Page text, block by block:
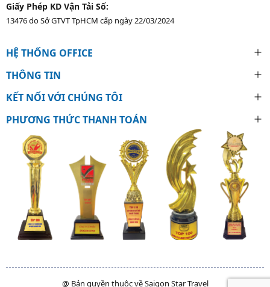
Giấy Phép KD Vận Tải Số:
13476 do Sở GTVT TpHCM cấp ngày 22/03/2024
HỆ THỐNG OFFICE
THÔNG TIN
KẾT NỐI VỚI CHÚNG TÔI
PHƯƠNG THỨC THANH TOÁN
@ Bản quyền thuộc về Saigon Star Travel